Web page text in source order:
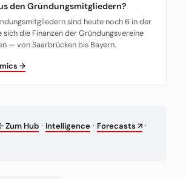
den Gründungsmitgliedern?
sind heute noch 6 in der
sich die Finanzen der Gründungsvereine
— von Saarbrücken bis Bayern.
→
Zum Hub · Intelligence · Forecasts ↗ ·